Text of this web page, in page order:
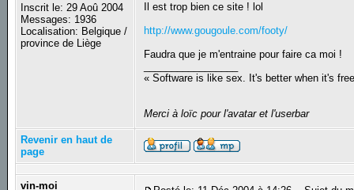
Inscrit le: 29 Aoû 2004
Messages: 1936
Localisation: Belgique /
province de Liège
Il est trop bien ce site ! lol
http://www.gougoule.com/footy/
Faudra que je m'entraine pour faire ca moi !
« Software is like sex. It's better when it's
Merci à loïc pour l'avatar et l'userbar
Revenir en haut de
page
vin-moi